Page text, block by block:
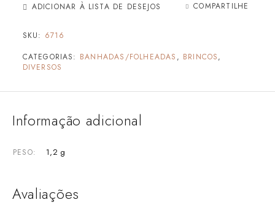
ADICIONAR À LISTA DE DESEJOS COMPARTILHE
SKU: 6716
CATEGORIAS: BANHADAS/FOLHEADAS , BRINCOS,
DIVERSOS
Informação adicional
PESO 1,2 g
Avaliações